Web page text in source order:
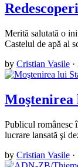
Merită salutată o
Castelul de apă al
by Cristian Vasile ·
Moştenirea
Publicul românesc
lucrare lansată şi
by Cristian Vasile ·